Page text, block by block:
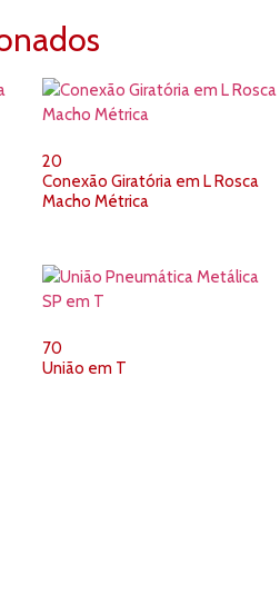
20
Conexão Giratória em L Rosca
Macho Métrica
70
União em T